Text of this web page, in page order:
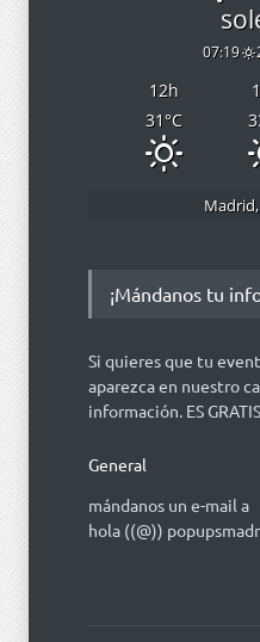
07:19
12h
31°C
Madrid,
¡Mándanos tu
Si quieres que tu
aparezca en nuestro
información. ES
General
mándanos un e-mail a
hola ((@))